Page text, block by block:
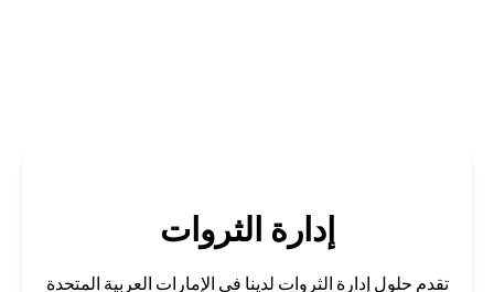
إدارة الثروات
تقدم حلول إدارة الثروات لدينا في الإمارات العربية المتحدة